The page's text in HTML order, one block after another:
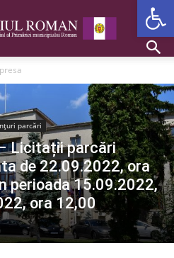
parcări
Licitații parcări
de 22.09.2022, ora
perioada 15.09.2022,
ora 12,00